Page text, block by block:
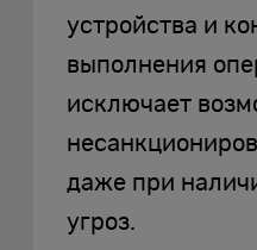
устройства и
выполнения
исключает
даже при
угроз.